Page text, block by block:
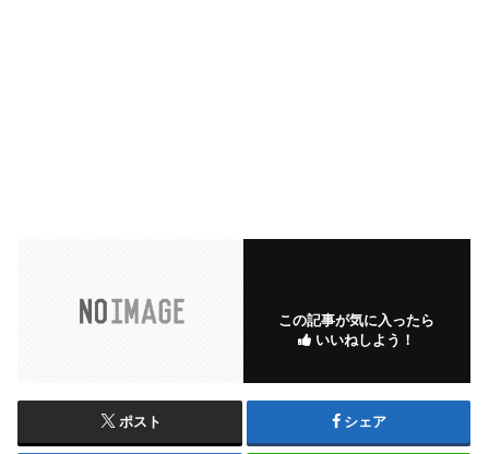
この記事が気に入ったら
いいねしよう！
ポスト シェア